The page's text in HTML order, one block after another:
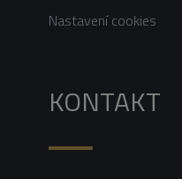
Nastavení cookies
KONTAKT